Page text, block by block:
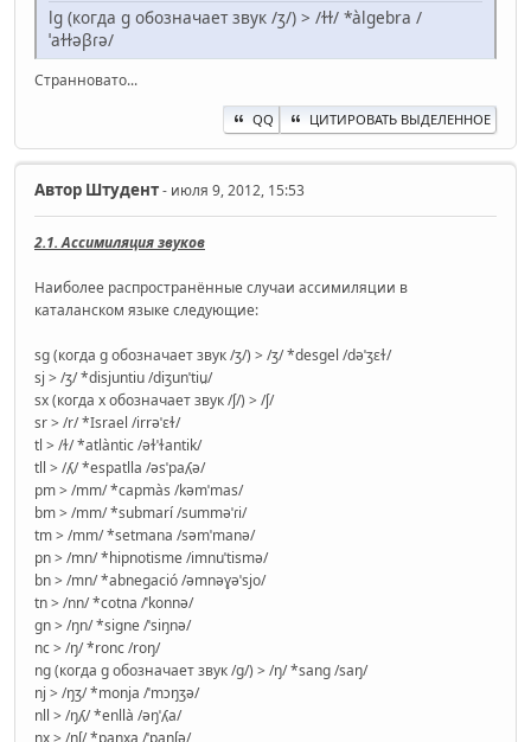
lg (когда g обозначает звук /ʒ/) > /ɫɫ/ *àlgebra /
ˈaɫɫəβɾə/
Странновато...
QQ ЦИТИРОВАТЬ ВЫДЕЛЕННОЕ
Автор Штудент- июля 9, 2012, 15:53
2.1. Ассимиляция звуков
Наиболее распространённые случаи ассимиляции в
каталанском языке следующие:
sg (когда g обозначает звук /ʒ/) > /ʒ/ *desgel /dəˈʒɛɫ/
sj > /ʒ/ *disjuntiu /diʒunˈtiu̯/
sx (когда x обозначает звук /ʃ/) > /ʃ/
sr > /r/ *Israel /irrəˈɛɫ/
tl > /ɫ/ *atlàntic /əɫˈɫantik/
tll > /ʎ/ *espatlla /əsˈpaʎə/
pm > /mm/ *capmàs /kəmˈmas/
bm > /mm/ *submarí /summəˈɾi/
tm > /mm/ *setmana /səmˈmanə/
pn > /mn/ *hipnotisme /imnuˈtismə/
bn > /mn/ *abnegació /əmnəɣəˈsjo/
tn > /nn/ *cotna /ˈkonnə/
gn > /ŋn/ *signe /ˈsiŋnə/
nc > /ŋ/ *ronc /roŋ/
ng (когда g обозначает звук /ɡ/) > /ŋ/ *sang /saŋ/
nj > /ŋʒ/ *monja /ˈmɔŋʒə/
nll > /ŋʎ/ *enllà /əŋˈʎa/
nx > /ŋʃ/ *panxa /ˈpaŋʃə/